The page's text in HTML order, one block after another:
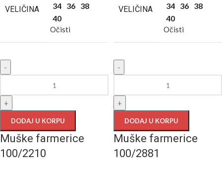
VELIČINA
34 36 38
40
Očisti
-
+
DODAJ U KORPU
Muške farmerice
100/2210
VELIČINA
34 36 38
40
Očisti
-
+
DODAJ U KORPU
Muške farmerice
100/2881